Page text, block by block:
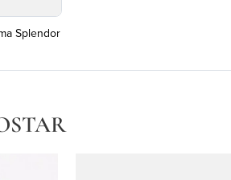
Splendor